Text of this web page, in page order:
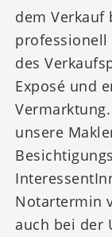
dem Verkauf
professionell
des
Exposé und
unsere
Notartermin
auch bei der